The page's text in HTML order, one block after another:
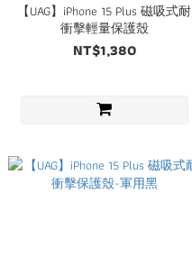
【UAG】iPhone 15 Plus 磁吸式耐
衝擊輕量保護殼
NT$1,380